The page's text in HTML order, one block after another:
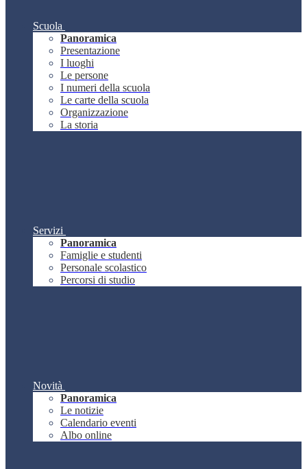
Scuola
Panoramica
Presentazione
I luoghi
Le persone
I numeri della scuola
Le carte della scuola
Organizzazione
La storia
Servizi
Panoramica
Famiglie e studenti
Personale scolastico
Percorsi di studio
Novità
Panoramica
Le notizie
Calendario eventi
Albo online